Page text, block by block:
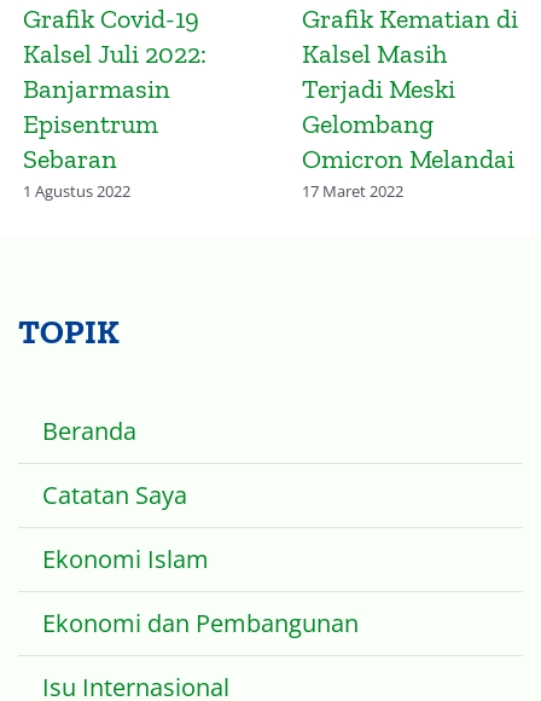
Grafik
Melandainya
Gelombang Covid-
19 Kalsel di Era
Omicron: Tetap
Waspada
Peta Konsentrasi
Penduduk Hulu
Sungai Utara dan
Sungai Nagara
20 Januari 2023
Beranda
Catatan Saya
Ekonomi Islam
Ekonomi dan Pembangunan